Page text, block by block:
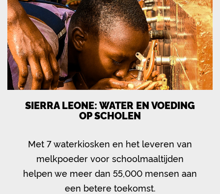
SIERRA LEONE: WATER EN VOEDING
OP SCHOLEN
Met 7 waterkiosken en het leveren van
melkpoeder voor schoolmaaltijden
helpen we meer dan 55,000 mensen aan
een betere toekomst.